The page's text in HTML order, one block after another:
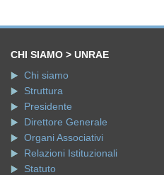
CHI SIAMO > UNRAE
Chi siamo
Struttura
Presidente
Direttore Generale
Organi Associativi
Relazioni Istituzionali
Statuto